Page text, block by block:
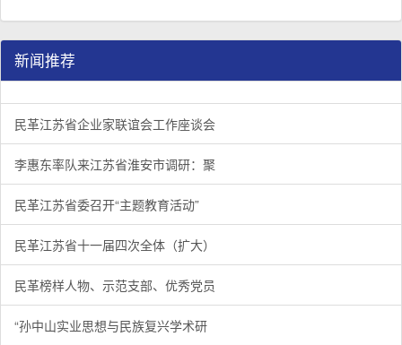
新闻推荐
民革江苏省企业家联谊会工作座谈会在宁召开
1/3 李惠东率队来江苏省淮安市调研：聚焦民革党员之家建设管
2/3 民革江苏省委召开“主题教育活动” 领导班子民主生活会
3/3
民革江苏省企业家联谊会工作座谈会
李惠东率队来江苏省淮安市调研：聚
民革江苏省委召开“主题教育活动”
民革江苏省十一届四次全体（扩大）
民革榜样人物、示范支部、优秀党员
“孙中山实业思想与民族复兴学术研